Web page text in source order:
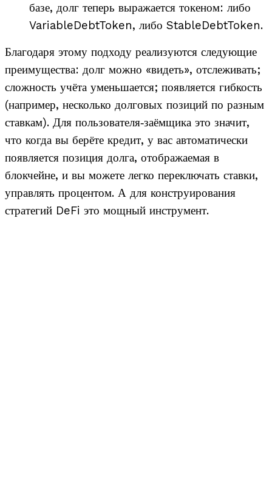
базе, долг теперь выражается токеном: либо
VariableDebtToken, либо StableDebtToken.
Благодаря этому подходу реализуются следующие
преимущества: долг можно «видеть», отслеживать;
сложность учёта уменьшается; появляется гибкость
(например, несколько долговых позиций по разным
ставкам). Для пользователя‑заёмщика это значит,
что когда вы берёте кредит, у вас автоматически
появляется позиция долга, отображаемая в
блокчейне, и вы можете легко переключать ставки,
управлять процентом. А для конструирования
стратегий DeFi это мощный инструмент.